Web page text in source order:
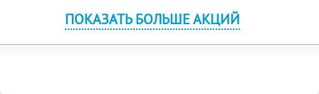
ПОКАЗАТЬ БОЛЬШЕ АКЦИЙ